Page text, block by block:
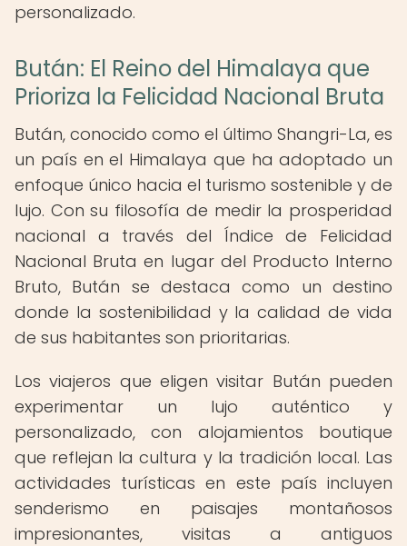
personalizado.
Bután: El Reino del Himalaya que
Prioriza la Felicidad Nacional Bruta
Bután, conocido como el último Shangri-La, es
un país en el Himalaya que ha adoptado un
enfoque único hacia el turismo sostenible y de
lujo. Con su filosofía de medir la prosperidad
nacional a través del Índice de Felicidad
Nacional Bruta en lugar del Producto Interno
Bruto, Bután se destaca como un destino
donde la sostenibilidad y la calidad de vida
de sus habitantes son prioritarias.
Los viajeros que eligen visitar Bután pueden
experimentar un lujo auténtico y
personalizado, con alojamientos boutique
que reflejan la cultura y la tradición local. Las
actividades turísticas en este país incluyen
senderismo en paisajes montañosos
impresionantes, visitas a antiguos